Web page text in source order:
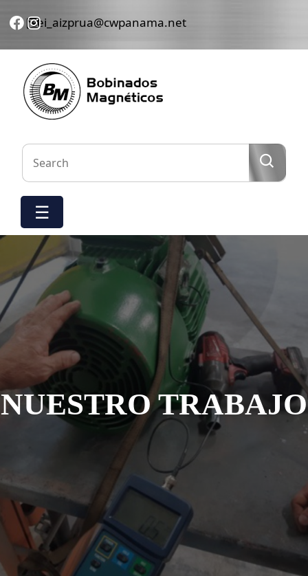
sei_aizprua@cwpanama.net
Hogar
Nosotros
Nuestro
trabajo
Equipos
Contáctenos
☰
NUESTRO TRABAJO